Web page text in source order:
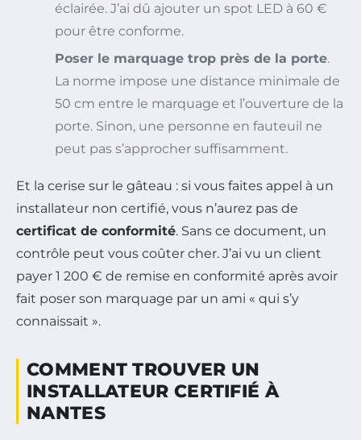
éclairée. J’ai dû ajouter un spot LED à 60 €
pour être conforme.
Poser le marquage trop près de la porte.
La norme impose une distance minimale de
50 cm entre le marquage et l’ouverture de la
porte. Sinon, une personne en fauteuil ne
peut pas s’approcher suffisamment.
Et la cerise sur le gâteau : si vous faites appel à un
installateur non certifié, vous n’aurez pas de
certificat de conformité. Sans ce document, un
contrôle peut vous coûter cher. J’ai vu un client
payer 1 200 € de remise en conformité après avoir
fait poser son marquage par un ami « qui s’y
connaissait ».
COMMENT TROUVER UN
INSTALLATEUR CERTIFIÉ À
NANTES